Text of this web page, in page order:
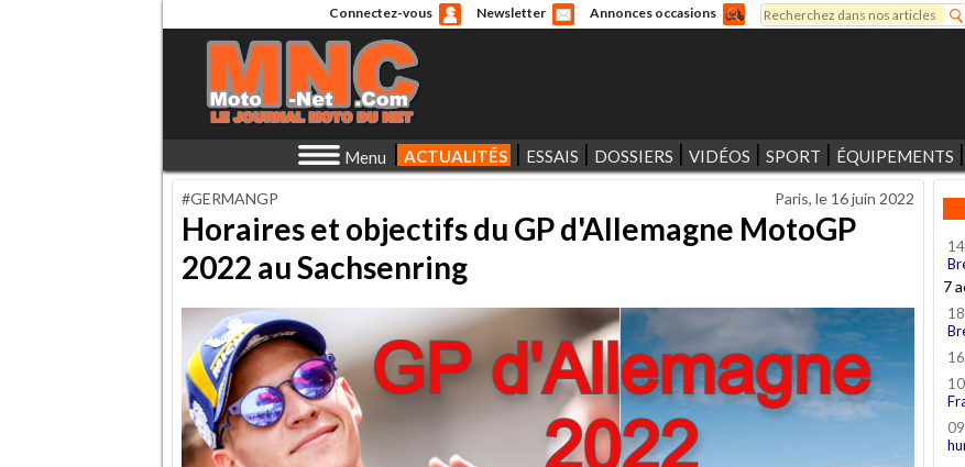
Connectez-vous Newsletter Annonces occasions
Formulaire de
Rechercher
Menu ACTUALITÉS ESSAIS DOSSIERS VIDÉOS SPORT ÉQUIPEMENTS
#GERMANGP Paris, le 16 juin 2022
Horaires et objectifs du GP d'Allemagne MotoGP
2022 au Sachsenring
7